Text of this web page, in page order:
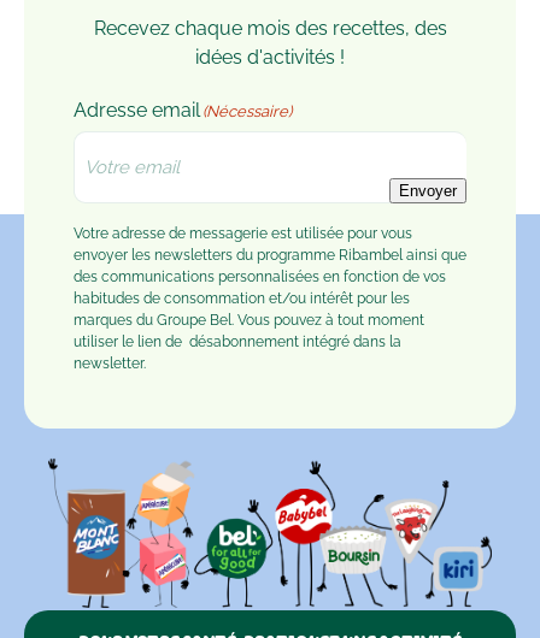
Recevez chaque mois des recettes, des
idées d'activités !
Adresse email (Nécessaire)
Envoyer
Votre adresse de messagerie est utilisée pour vous
envoyer les newsletters du programme Ribambel ainsi que
des communications personnalisées en fonction de vos
habitudes de consommation et/ou intérêt pour les
marques du Groupe Bel. Vous pouvez à tout moment
utiliser le lien de désabonnement intégré dans la
newsletter.